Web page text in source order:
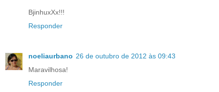
BjinhuxXx!!!
Responder
noeliaurbano 26 de outubro de 2012 às 09:43
Maravilhosa!
Responder